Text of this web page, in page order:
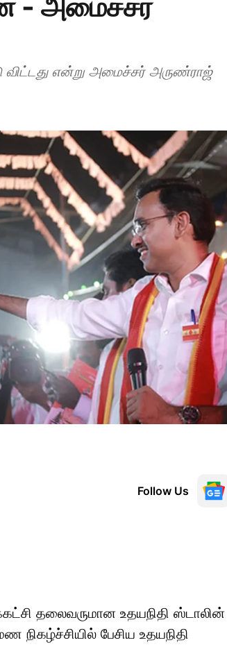
Follow Us
தலைவருமான உதயநிதி ஸ்டாலின்
நிகழ்ச்சியில் பேசிய உதயநிதி